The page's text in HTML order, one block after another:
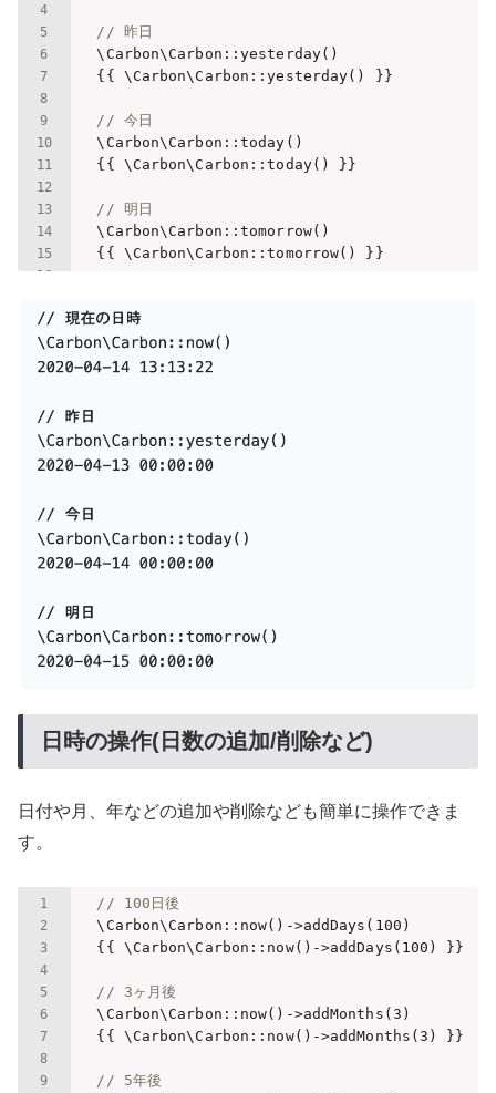
// 昨日
    \Carbon\Carbon::yesterday()
    {{ \Carbon\Carbon::yesterday() }}
// 今日
    \Carbon\Carbon::today()
    {{ \Carbon\Carbon::today() }}
// 明日
    \Carbon\Carbon::tomorrow()
    {{ \Carbon\Carbon::tomorrow() }}
日時の操作(日数の追加/削除など)
日付や月、年などの追加や削除なども簡単に操作できま
す。
// 100日後
    \Carbon\Carbon::now()->addDays(
100 )
    {{ \Carbon\Carbon::now()->addDays(
100 ) }}
// 3ヶ月後
    \Carbon\Carbon::now()->addMonths(
3 )
    {{ \Carbon\Carbon::now()->addMonths(
3 ) }}
// 5年後